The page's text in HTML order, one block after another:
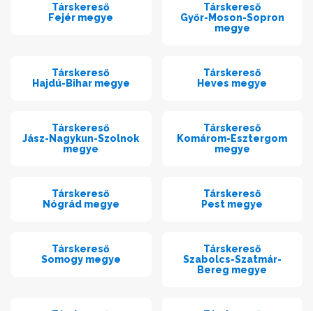
Társkereső
Fejér megye
Társkereső
Győr-Moson-Sopron
megye
Társkereső
Hajdú-Bihar megye
Társkereső
Heves megye
Társkereső
Jász-Nagykun-Szolnok
megye
Társkereső
Komárom-Esztergom
megye
Társkereső
Nógrád megye
Társkereső
Pest megye
Társkereső
Somogy megye
Társkereső
Szabolcs-Szatmár-
Bereg megye